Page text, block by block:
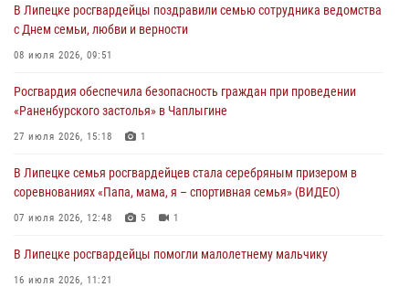
31 июля 2026, 15:49
Лекция по финансовой грамотности прошла для сотрудников
30 июля 2026, 15:25
В Управлении Росгвардии по Липецкой области состоялся вечер
29 июля 2026, 15:05 2
В Липецке росгвардейцы посетили богослужение в честь великого
28 июля 2026, 14:46 3
В Липецке росгвардейцы поздравили семью сотрудника ведомства
с Днем семьи, любви и верности
08 июля 2026, 09:51
Росгвардия обеспечила безопасность граждан при проведении
«Раненбурского застолья» в Чаплыгине
27 июля 2026, 15:18 1
В Липецке семья росгвардейцев стала серебряным призером в
соревнованиях «Папа, мама, я – спортивная семья» (ВИДЕО)
07 июля 2026, 12:48 5 1
В Липецке росгвардейцы помогли малолетнему мальчику
16 июля 2026, 11:21